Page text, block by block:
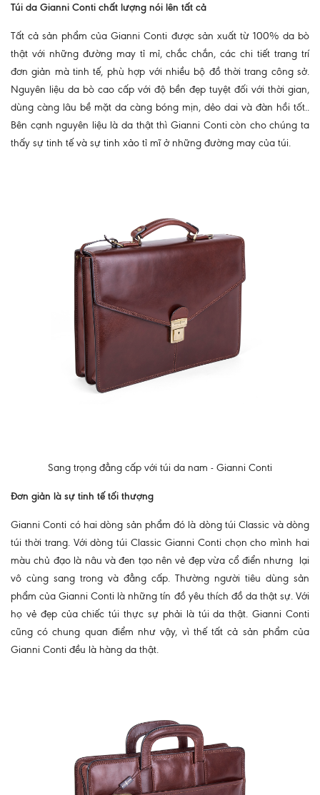
Túi da Gianni Conti chất lượng nói lên tất cả
Tất cả sản phẩm của Gianni Conti được sản xuất từ 100% da bò
thật với những đường may tỉ mỉ, chắc chắn, các chi tiết trang trí
đơn giản mà tinh tế, phù hợp với nhiều bộ đồ thời trang công sở.
Nguyên liệu da bò cao cấp với độ bền đẹp tuyệt đối với thời gian,
dùng càng lâu bề mặt da càng bóng mịn, dẻo dai và đàn hồi tốt..
Bên cạnh nguyên liệu là da thật thì Gianni Conti còn cho chúng ta
thấy sự tinh tế và sự tinh xảo tỉ mĩ ở những đường may của túi.
Sang trọng đẳng cấp với túi da nam - Gianni Conti
Đơn giản là sự tinh tế tối thượng
Gianni Conti có hai dòng sản phẩm đó là dòng túi Classic và dòng
túi thời trang. Với dòng túi Classic Gianni Conti chọn cho mình hai
màu chủ đạo là nâu và đen tạo nên vẻ đẹp vừa cổ điển nhưng lại
vô cùng sang trong và đẳng cấp. Thường người tiêu dùng sản
phẩm của Gianni Conti là những tín đồ yêu thích đồ da thật sự. Với
họ vẻ đẹp của chiếc túi thực sự phải là túi da thật. Gianni Conti
cũng có chung quan điểm như vậy, vì thế tất cả sản phẩm của
Gianni Conti đều là hàng da thật.